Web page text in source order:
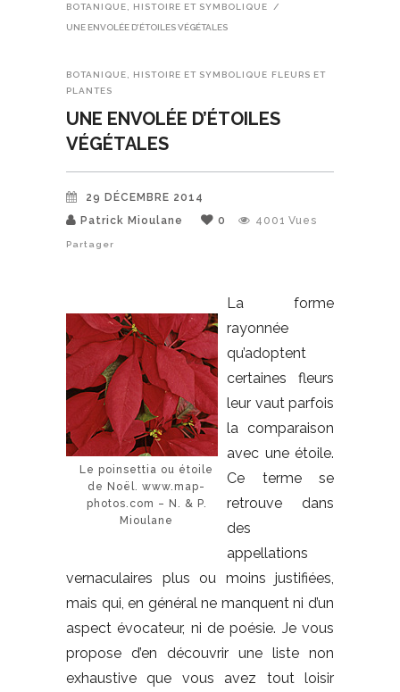
BOTANIQUE, HISTOIRE ET SYMBOLIQUE /
UNE ENVOLÉE D’ÉTOILES VÉGÉTALES
BOTANIQUE, HISTOIRE ET SYMBOLIQUE FLEURS ET
PLANTES
UNE ENVOLÉE D’ÉTOILES
VÉGÉTALES
29 DÉCEMBRE 2014
Patrick Mioulane
0 4001 Vues
Partager
Le poinsettia ou étoile
de Noël. www.map-
photos.com – N. & P.
Mioulane
La forme
rayonnée
qu’adoptent
certaines fleurs
leur vaut parfois
la comparaison
avec une étoile.
Ce terme se
retrouve dans
des
appellations
vernaculaires plus ou moins justifiées,
mais qui, en général ne manquent ni d’un
aspect évocateur, ni de poésie. Je vous
propose d’en découvrir une liste non
exhaustive que vous avez tout loisir